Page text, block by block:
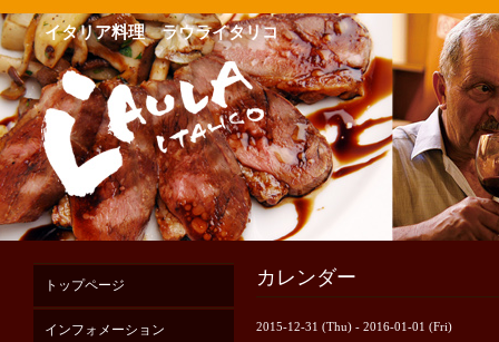
イタリア料理 ラウライタリコ
カレンダー
2015-12-31 (Thu) - 2016-01-01 (Fri)
トップページ
インフォメーション